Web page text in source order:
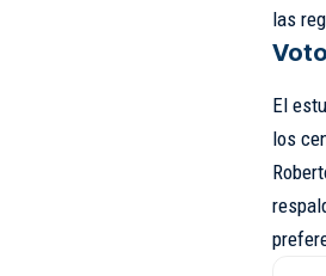
las
El
los